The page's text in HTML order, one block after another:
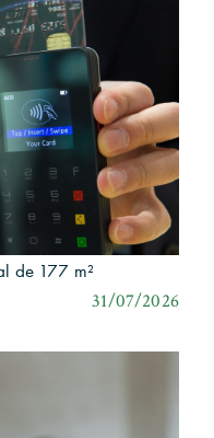
de 177 m²
31/07/2026